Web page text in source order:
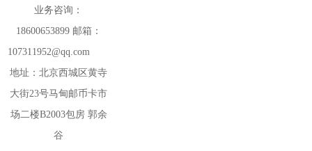
业务咨询：
18600653899 邮箱：
107311952@qq.com
地址：北京西城区黄寺
大街23号马甸邮币卡市
场二楼B2003包房 郭余
谷